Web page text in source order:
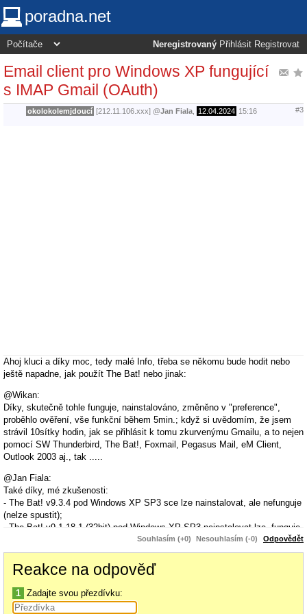
poradna.net
Neregistrovaný Přihlásit Registrovat
Email client pro Windows XP fungující
s IMAP Gmail (OAuth)
okolokolemjdoucí [212.11.106.xxx] @Jan Fiala 12.04.2024 15:16 #3
Ahoj kluci a díky moc, tedy malé Info, třeba se někomu bude hodit nebo
ještě napadne, jak použít The Bat! nebo jinak:
@Wikan:
Díky, skutečně tohle funguje, nainstalováno, změněno v "preference",
proběhlo ověření, vše funkční během 5min.; když si uvědomím, že jsem
strávil 10sítky hodin, jak se přihlásit k tomu zkurvenýmu Gmailu, a to nejen
pomocí SW Thunderbird, The Bat!, Foxmail, Pegasus Mail, eM Client,
Outlook 2003 aj., tak .....
@Jan Fiala:
Také díky, mé zkušenosti:
- The Bat! v9.3.4 pod Windows XP SP3 sce lze nainstalovat, ale nefunguje
(nelze spustit);
- The Bat! v9.1.18.1 (32bit) pod Windows XP SP3 nainstalovat lze, funguje,
ale ke Gmailu se nelze přihlásit; na základě návodu viz7799 jsem The Bat!
v9.1.18.1 nastavil, ale nelze se připojit, resp. nelze ověřit prostřednictvím
0Auth2.0 a příkládám obrázky;
možná, že je rozdíl mezi "0Auth 2.0" a "0Auth", dokonce jsem zkusil The
Bat! v9.1.18.1 (32bit) naistalovat ve virtuálním PC s Windows 7, ale není
rozdíl, The Bat! v9.1.18.1 (32bit) nelze připojit ke Gmailu jak pod Windows
Souhlasím (+0) Nesouhlasím (-0) Odpovědět
Reakce na odpověď
1 Zadajte svou přezdívku: